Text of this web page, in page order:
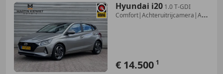
Hyundai i20 1.0 T-GDI
Comfort|Achteruitrijcamera|Apple
€ 14.500 1